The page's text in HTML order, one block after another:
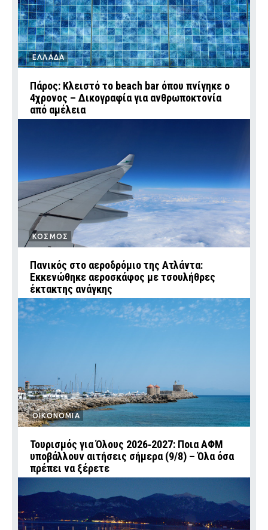
ΕΛΛΑΔΑ
Πάρος: Κλειστό το beach bar όπου πνίγηκε ο
4χρονος – Δικογραφία για ανθρωποκτονία
από αμέλεια
ΚΟΣΜΟΣ
Πανικός στο αεροδρόμιο της Ατλάντα:
Εκκενώθηκε αεροσκάφος με τσουλήθρες
έκτακτης ανάγκης
ΟΙΚΟΝΟΜΙΑ
Τουρισμός για Όλους 2026‑2027: Ποια ΑΦΜ
υποβάλλουν αιτήσεις σήμερα (9/8) – Όλα όσα
πρέπει να ξέρετε